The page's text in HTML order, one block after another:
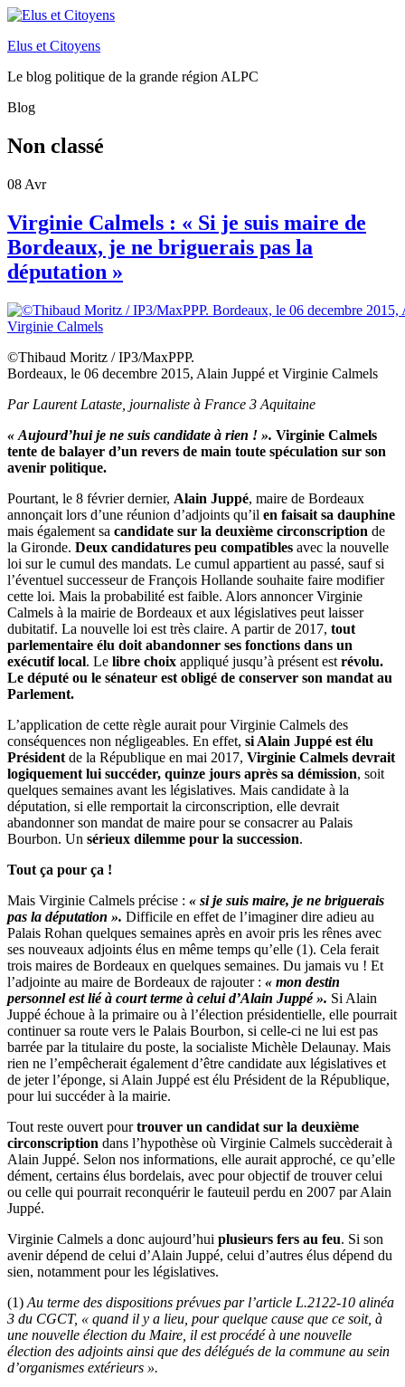
Elus et Citoyens
Le blog politique de la grande région ALPC
Blog
Non classé
08 Avr
Virginie Calmels : « Si je suis maire de
Bordeaux, je ne briguerais pas la
députation »
©Thibaud Moritz / IP3/MaxPPP.
Bordeaux, le 06 decembre 2015, Alain Juppé et Virginie Calmels
Par Laurent Lataste, journaliste à France 3 Aquitaine
« Aujourd’hui je ne suis candidate à rien ! ». Virginie Calmels
tente de balayer d’un revers de main toute spéculation sur son
avenir politique.
Pourtant, le 8 février dernier, Alain Juppé, maire de Bordeaux
annonçait lors d’une réunion d’adjoints qu’il en faisait sa dauphine
mais également sa candidate sur la deuxième circonscription de
la Gironde. Deux candidatures peu compatibles avec la nouvelle
loi sur le cumul des mandats. Le cumul appartient au passé, sauf si
l’éventuel successeur de François Hollande souhaite faire modifier
cette loi. Mais la probabilité est faible. Alors annoncer Virginie
Calmels à la mairie de Bordeaux et aux législatives peut laisser
dubitatif. La nouvelle loi est très claire. A partir de 2017, tout
parlementaire élu doit abandonner ses fonctions dans un
exécutif local. Le libre choix appliqué jusqu’à présent est révolu.
Le député ou le sénateur est obligé de conserver son mandat au
Parlement.
L’application de cette règle aurait pour Virginie Calmels des
conséquences non négligeables. En effet, si Alain Juppé est élu
Président de la République en mai 2017, Virginie Calmels devrait
logiquement lui succéder, quinze jours après sa démission, soit
quelques semaines avant les législatives. Mais candidate à la
députation, si elle remportait la circonscription, elle devrait
abandonner son mandat de maire pour se consacrer au Palais
Bourbon. Un sérieux dilemme pour la succession.
Tout ça pour ça !
Mais Virginie Calmels précise : « si je suis maire, je ne briguerais
pas la députation ». Difficile en effet de l’imaginer dire adieu au
Palais Rohan quelques semaines après en avoir pris les rênes avec
ses nouveaux adjoints élus en même temps qu’elle (1). Cela ferait
trois maires de Bordeaux en quelques semaines. Du jamais vu ! Et
l’adjointe au maire de Bordeaux de rajouter : « mon destin
personnel est lié à court terme à celui d’Alain Juppé ». Si Alain
Juppé échoue à la primaire ou à l’élection présidentielle, elle pourrait
continuer sa route vers le Palais Bourbon, si celle-ci ne lui est pas
barrée par la titulaire du poste, la socialiste Michèle Delaunay. Mais
rien ne l’empêcherait également d’être candidate aux législatives et
de jeter l’éponge, si Alain Juppé est élu Président de la République,
pour lui succéder à la mairie.
Tout reste ouvert pourtrouver un candidat sur la deuxième
circonscription dans l’hypothèse où Virginie Calmels succèderait à
Alain Juppé. Selon nos informations, elle aurait approché, ce qu’elle
dément, certains élus bordelais, avec pour objectif de trouver celui
ou celle qui pourrait reconquérir le fauteuil perdu en 2007 par Alain
Juppé.
Virginie Calmels a donc aujourd’hui plusieurs fers au feu. Si son
avenir dépend de celui d’Alain Juppé, celui d’autres élus dépend du
sien, notamment pour les législatives.
(1) Au terme des dispositions prévues par l’article L.2122-10 alinéa
3 du CGCT, « quand il y a lieu, pour quelque cause que ce soit, à
une nouvelle élection du Maire, il est procédé à une nouvelle
élection des adjoints ainsi que des délégués de la commune au sein
d’organismes extérieurs ».